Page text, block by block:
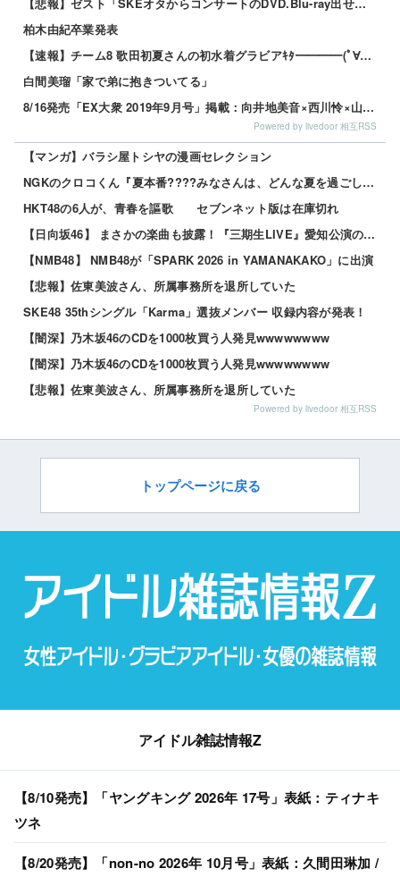
柏木由紀卒業発表
【速報】チーム8 歌田初夏さんの初水着グラビアｷﾀ━━━━(ﾟ∀ﾟ)━━━━!!
白間美瑠「家で弟に抱きついてる」
8/16発売「EX大衆 2019年9月号」掲載：向井地美音×西川怜×山内瑞葵（AKB48）、村瀬紗英...
Powered by livedoor 相互RSS
【マンガ】バラシ屋トシヤの漫画セレクション
NGKのクロコくん『夏本番????みなさんは、どんな夏を過ごしていますか？？』
HKT48の6人が、青春を謳歌 セブンネット版は在庫切れ
【日向坂46】 まさかの楽曲も披露！『三期生LIVE』愛知公演のレポがこちら
【NMB48】 NMB48が「SPARK 2026 in YAMANAKAKO」に出演
【悲報】佐東美波さん、所属事務所を退所していた
SKE48 35thシングル「Karma」選抜メンバー 収録内容が発表！
【闇深】乃木坂46のCDを1000枚買う人発見wwwwwwww
【闇深】乃木坂46のCDを1000枚買う人発見wwwwwwww
【悲報】佐東美波さん、所属事務所を退所していた
Powered by livedoor 相互RSS
トップページに戻る
アイドル雑誌情報Z
【8/10発売】「ヤングキング 2026年 17号」表紙：ティナキ
ツネ
【8/20発売】「non-no 2026年 10月号」表紙：久間田琳加 /